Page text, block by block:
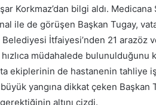
Korkmaz’dan bilgi aldı. Medicana
ile de görüşen Başkan Tugay,
İtfaiyesi’nden 21 arazöz
müdahalede bulunulduğunu
ekiplerinin de hastanenin tahliye
yangına dikkat çeken Başkan
altını çizdi.